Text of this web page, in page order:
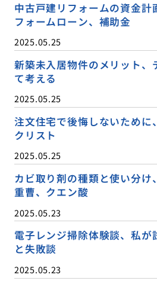
中古戸建リフォームの資金計
フォームローン、補助金
2025.05.25
新築未入居物件のメリット、
て考える
2025.05.25
注文住宅で後悔しないために
クリスト
2025.05.25
カビ取り剤の種類と使い分け
重曹、クエン酸
2025.05.23
電子レンジ掃除体験談、私が
と失敗談
2025.05.23